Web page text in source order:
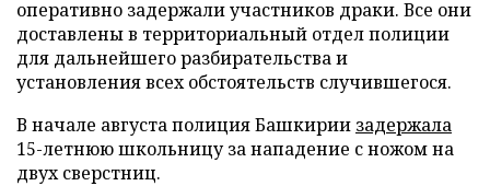
оперативно задержали участников драки. Все они
доставлены в территориальный отдел полиции
для дальнейшего разбирательства и
установления всех обстоятельств случившегося.
В начале августа полиция Башкирии задержала
15-летнюю школьницу за нападение с ножом на
двух сверстниц.